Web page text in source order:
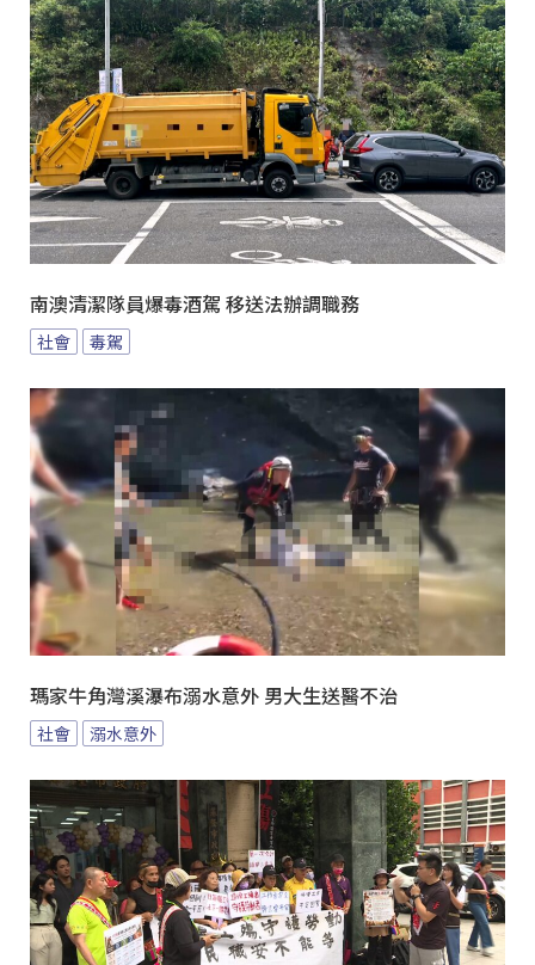
南澳清潔隊員爆毒酒駕 移送法辦調職務
社會 毒駕
瑪家牛角灣溪瀑布溺水意外 男大生送醫不治
社會 溺水意外